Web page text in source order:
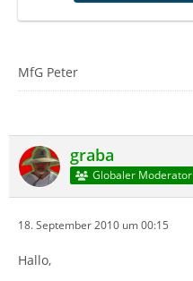
MfG Peter
graba
Globaler Moderator
18. September 2010 um 00:15
Hallo,